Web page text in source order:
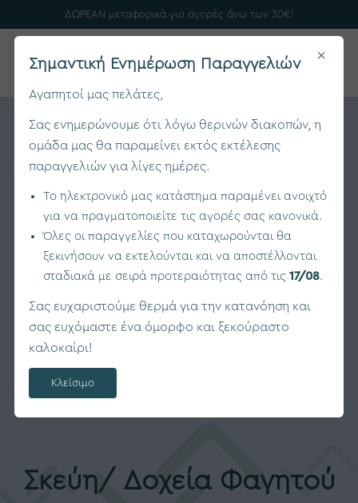
ΔΩΡΕΑΝ μεταφορικά για αγορές άνω των 30€!
Σκεύη/ Δοχεία Φαγητού
×
Σημαντική Ενημέρωση Παραγγελιών
Αγαπητοί μας πελάτες,
Σας ενημερώνουμε ότι λόγω θερινών διακοπών, η
ομάδα μας θα παραμείνει εκτός εκτέλεσης
παραγγελιών για λίγες ημέρες.
Το ηλεκτρονικό μας κατάστημα παραμένει ανοιχτό
για να πραγματοποιείτε τις αγορές σας κανονικά.
Όλες οι παραγγελίες που καταχωρούνται θα
ξεκινήσουν να εκτελούνται και να αποστέλλονται
σταδιακά με σειρά προτεραιότητας από τις 17/08.
Σας ευχαριστούμε θερμά για την κατανόηση και
σας ευχόμαστε ένα όμορφο και ξεκούραστο
καλοκαίρι!
Κλείσιμο